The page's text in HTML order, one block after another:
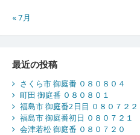
« 7月
最近の投稿
さくら市 御庭番 ０８０８０４
町田 御庭番 ０８０８０１
福島市 御庭番2日目 ０８０７２２
福島市 御庭番初日 ０８０７２１
会津若松 御庭番 ０８０７２０